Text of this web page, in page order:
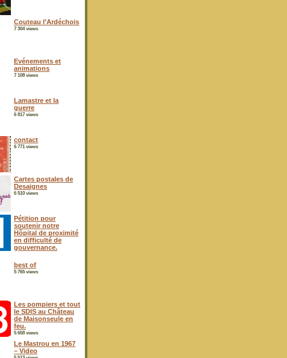
Couteau l’Ardéchois
7 304 views
Evénements et
animations
7 108 views
Lamastre et la
guerre
6 817 views
contact
6 771 views
Cartes postales de
Desaignes
6 510 views
Pétition pour
soutenir notre
Hôpital de proximité
en difficulté de
gouvernance.
best of
5 765 views
Les pompiers et tout
le SDIS au Château
de Maisonseule en
feu.
5 658 views
Le Mastrou en 1967
– Video